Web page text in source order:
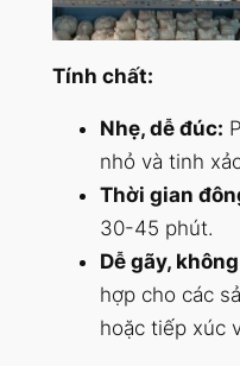
Tính chất:
Nhẹ, dễ đúc:
nhỏ và tinh
Thời gian
30-45 phút.
Dễ gãy,
hợp cho các
hoặc tiếp xúc